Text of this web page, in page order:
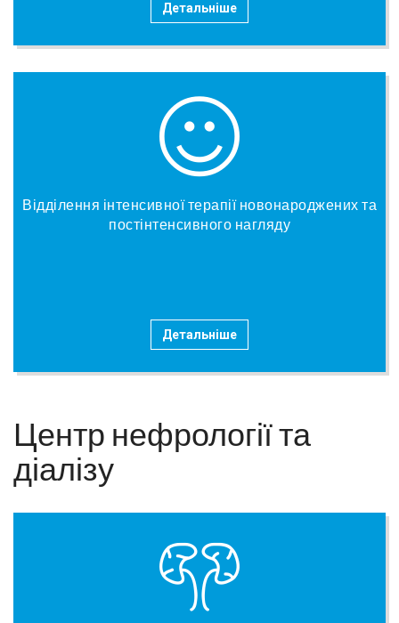
Детальніше
Відділення інтенсивної терапії новонароджених та
постінтенсивного нагляду
Детальніше
Центр нефрології та
діалізу